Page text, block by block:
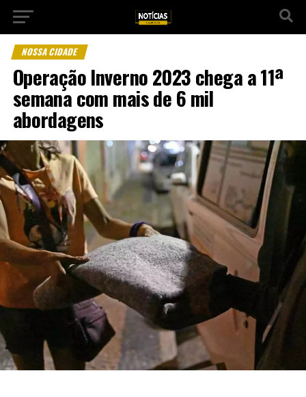
NOSSA CIDADE
Operação Inverno 2023 chega a 11ª
semana com mais de 6 mil
abordagens